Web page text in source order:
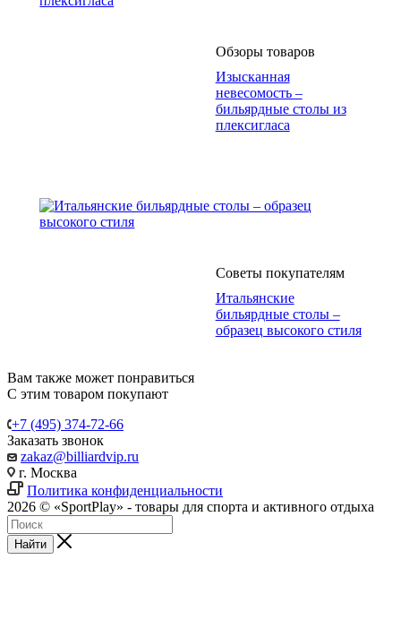
Обзоры товаров
Изысканная
невесомость –
бильярдные столы из
плексигласа
Советы покупателям
Итальянские
бильярдные столы –
образец высокого стиля
Вам также может понравиться
С этим товаром покупают
+7 (495) 374-72-66
Заказать звонок
zakaz@billiardvip.ru
г. Москва
Политика конфиденциальности
2026 © «SportPlay» - товары для спорта и активного отдыха
Найти